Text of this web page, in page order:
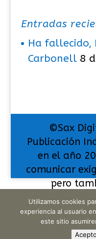
Entradas
Ha fallecido,
Carbonell 8
©Sax
Publicación
en el año
comunicar
pero
Utilizamos cookies
experiencia al usuario
este sitio